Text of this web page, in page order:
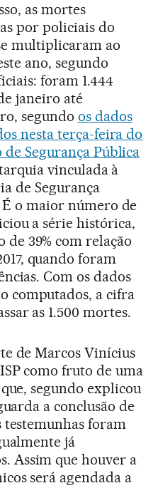
as mortes
por policiais do
multiplicaram ao
ano, segundo
foram 1.444
janeiro até
segundo os dados
nesta terça-feira do
Segurança Pública
vinculada à
de Segurança
o maior número de
a série histórica,
de 39% com relação
quando foram
Com os dados
computados, a cifra
as 1.500 mortes.
de Marcos Vinícius
como fruto de uma
segundo explicou
a conclusão de
testemunhas foram
já
Assim que houver a
será agendada a